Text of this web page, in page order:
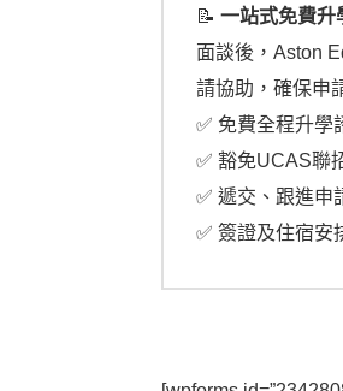
📝一站式免費升
面談後，Aston
請協助，確保申
✅ 免費全程升學
✅ 豁免UCAS聯
✅ 遞交、跟進申
✅ 簽證及住宿安